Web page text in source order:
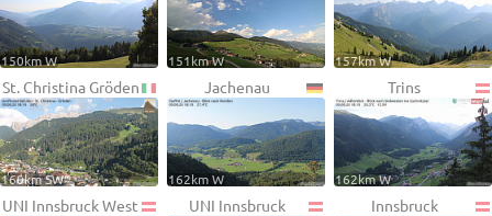
150km W 151km W 157km W
St. Christina Gröden
160km SW
Jachenau
162km W
Trins
162km W
UNI Innsbruck West UNI Innsbruck Innsbruck